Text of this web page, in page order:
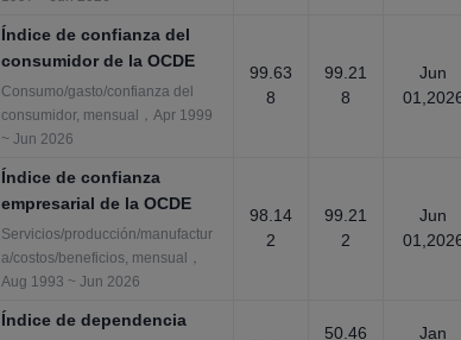
Índice de confianza del
consumidor de la OCDE
Consumo/gasto/confianza del
consumidor, mensual，Apr 1999
~ Jun 2026
99.63
8
99.21
8
Jun
Índice de confianza
empresarial de la OCDE
Servicios/producción/manufactur
a/costos/beneficios, mensual，
Aug 1993 ~ Jun 2026
98.14
2
99.21
2
Jun
Índice de dependencia
50.46
Jan